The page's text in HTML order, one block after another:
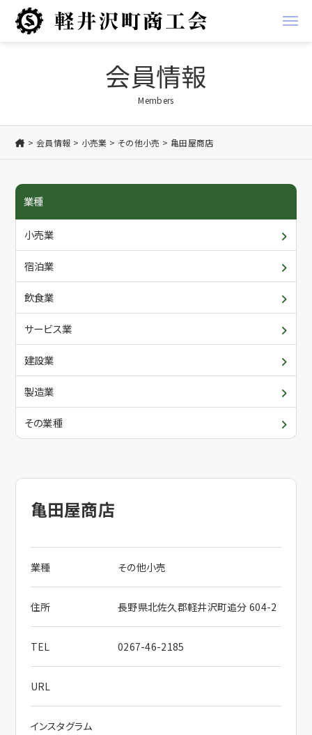
金融
労務
創業支援
共済
商工会からのお知らせ
会員からのお知らせ
商工会について
概要・アクセス/ご利用案内
入会について
青年部・女性部
委員会・各支部の活動
関係団体
会員情報
各種書類ダウンロード
入会について
メールでお問合せ
会員情報
Members
会員情報 小売業 その他小売 亀田屋商店
亀田屋商店
業種 その他小売
住所 長野県北佐久郡軽井沢町追分 604-2
TEL 0267-46-2185
URL
インスタグラム
業種
小売業
宿泊業
飲食業
サービス業
建設業
製造業
その業種